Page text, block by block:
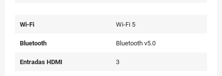
Wi-Fi Wi-Fi 5
Bluetooth Bluetooth v5.0
Entradas HDMI 3